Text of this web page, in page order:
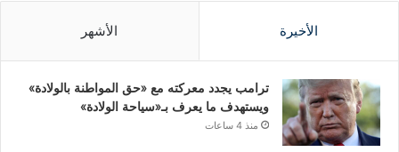
الأخيرة الأشهر
ترامب يجدد معركته مع «حق المواطنة بالولادة»
ويستهدف ما يعرف بـ«سياحة الولادة»
منذ 4 ساعات